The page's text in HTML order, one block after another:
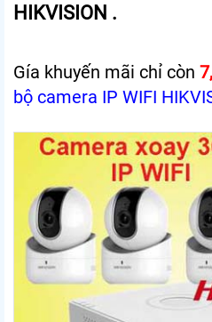
HIKVISION .
Gía khuyến mãi chỉ còn
bộ camera IP WIFI